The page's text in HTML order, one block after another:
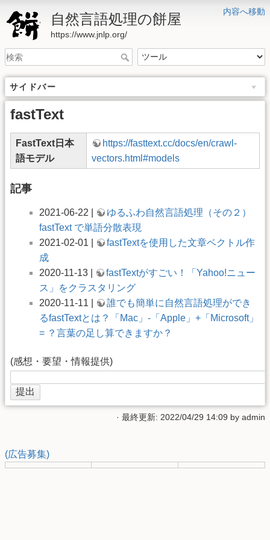
内容へ移動
自然言語処理の餅屋
https://www.jnlp.org/
サイドバー
fastText
FastText日本
語モデル
https://fasttext.cc/docs/en/crawl-
vectors.html#models
記事
2021-06-22 |
ゆるふわ自然言語処理（その２）
fastText で単語分散表現
2021-02-01 |
fastTextを使用した文章ベクトル作
成
2020-11-13 |
fastTextがすごい！「Yahoo!ニュー
ス」をクラスタリング
2020-11-11 |
誰でも簡単に自然言語処理ができ
るfastTextとは？「Mac」-「Apple」+「Microsoft」
= ？言葉の足し算できますか？
(感想・要望・情報提供)
· 最終更新: 2022/04/29 14:09 by admin
(広告募集)